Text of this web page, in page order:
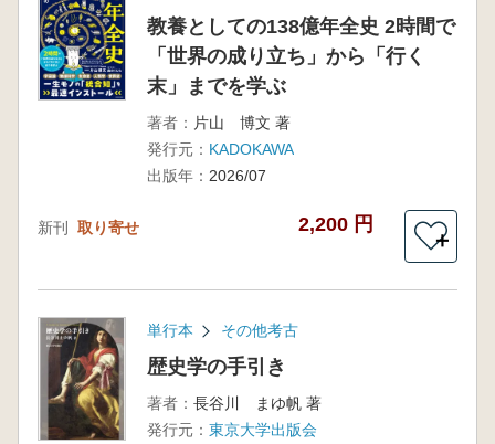
教養としての138億年全史 2時間で
「世界の成り立ち」から「行く
末」までを学ぶ
著者： 片山 博文 著
発行元： KADOKAWA
出版年： 2026/07
新刊 取り寄せ 2,200 円
＋
単行本 その他考古
歴史学の手引き
著者： 長谷川 まゆ帆 著
発行元： 東京大学出版会